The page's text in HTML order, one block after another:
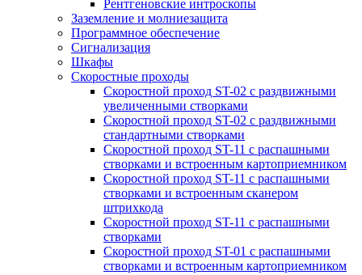
Рентгеновские интроскопы
Заземление и молниезащита
Программное обеспечение
Сигнализация
Шкафы
Скоростные проходы
Скоростной проход ST-02 с раздвижными
увеличенными створками
Скоростной проход ST-02 с раздвижными
стандартными створками
Скоростной проход ST-11 с распашными
створками и встроенным картоприемником
Скоростной проход ST-11 с распашными
створками и встроенным сканером
штрихкода
Скоростной проход ST-11 с распашными
створками
Скоростной проход ST-01 с распашными
створками и встроенным картоприемником